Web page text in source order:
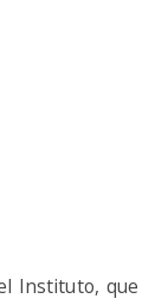
Instituto, que